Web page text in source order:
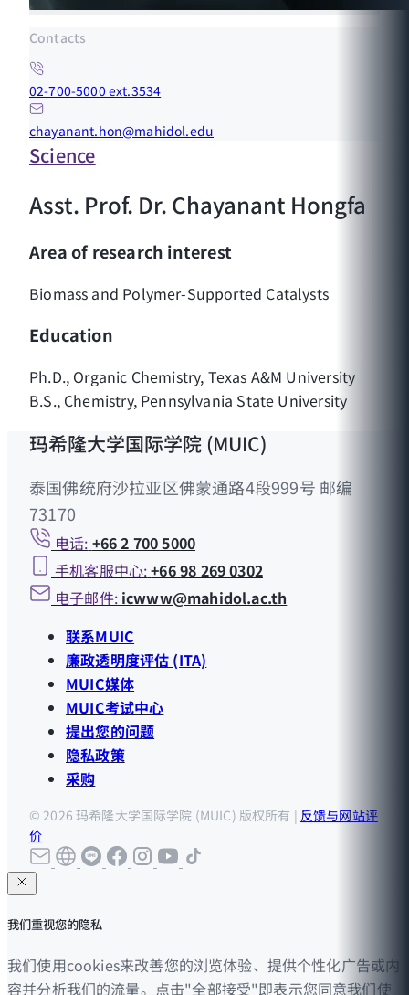
Contacts
02-700-5000 ext.3534
chayanant.hon@mahidol.edu
Science
Asst. Prof. Dr. Chayanant Hongfa
Area of research interest
Biomass and Polymer-Supported Catalysts
Education
Ph.D., Organic Chemistry, Texas A&M University
B.S., Chemistry, Pennsylvania State University
玛希隆大学国际学院 (MUIC)
泰国佛统府沙拉亚区佛蒙通路4段999号 邮编
73170
电话: +66 2 700 5000
手机客服中心:+66 98 269 0302
电子邮件: icwww@mahidol.ac.th
联系MUIC
廉政透明度评估 (ITA)
MUIC媒体
MUIC考试中心
提出您的问题
隐私政策
采购
© 2026 玛希隆大学国际学院 (MUIC) 版权所有 | 反馈与网站评
价
我们重视您的隐私
我们使用cookies来改善您的浏览体验、提供个性化广告或内
容并分析我们的流量。点击"全部接受"即表示您同意我们使